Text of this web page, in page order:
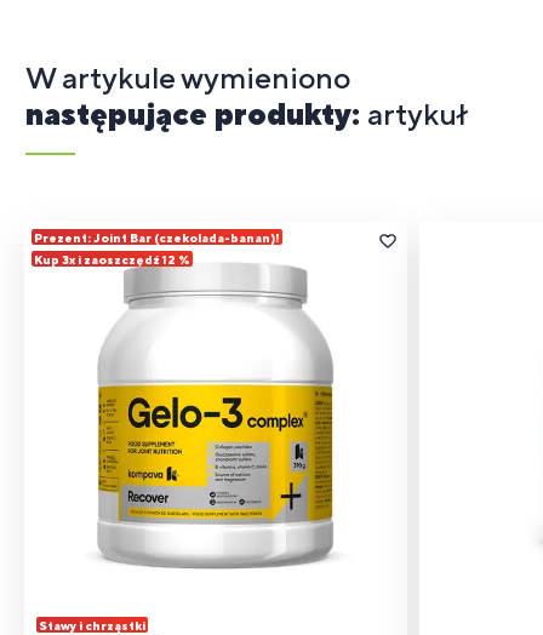
W artykule wymieniono
następujące produkty: artykuł
Prezent: Joint Bar (czekolada-banan)!
Kup 3x i zaoszczędź 12 %
Stawy i chrząstki